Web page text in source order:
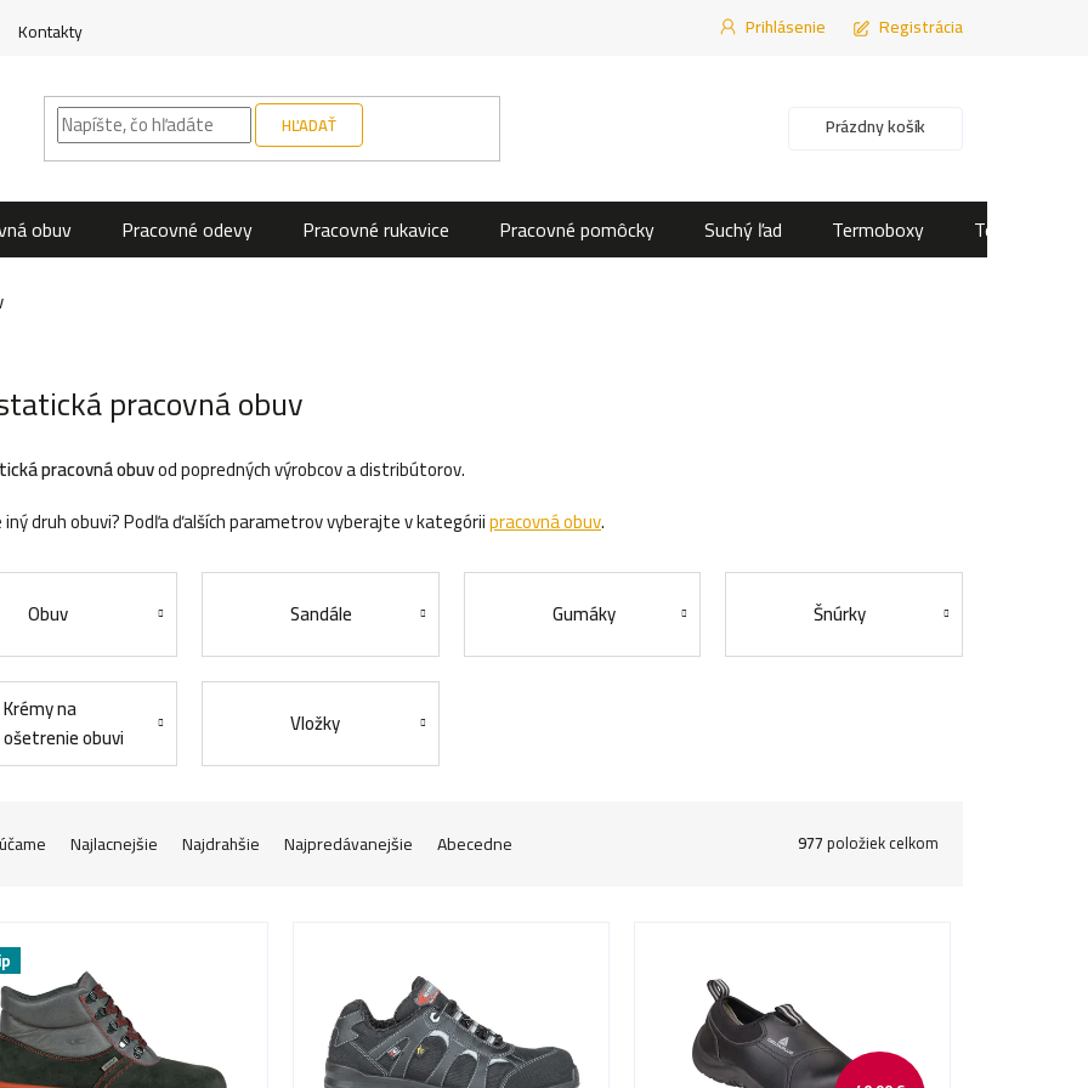
Kontakty Prihlásenie Registrácia
HĽADAŤ Nákupný košík
Prázdny košík
obuv Pracovné odevy Pracovné rukavice Pracovné pomôcky Suchý ľad Termoboxy Termotašky
pracovná obuv
pracovná obuvod popredných výrobcov a distribútorov.
druh obuvi? Podľa ďalších parametrov vyberajte v kategóriipracovná obuv.
Obuv Sandále Gumáky Šnúrky
Krémy na
ošetrenie obuvi
Vložky
Najlacnejšie Najdrahšie Najpredávanejšie Abecedne 977položiek celkom